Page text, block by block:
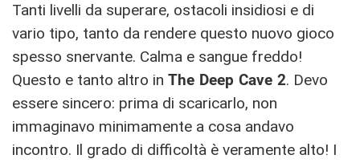
Tanti livelli da superare, ostacoli insidiosi e di
vario tipo, tanto da rendere questo nuovo gioco
spesso snervante. Calma e sangue freddo!
Questo e tanto altro in The Deep Cave 2. Devo
essere sincero: prima di scaricarlo, non
immaginavo minimamente a cosa andavo
incontro. Il grado di difficoltà è veramente alto! I